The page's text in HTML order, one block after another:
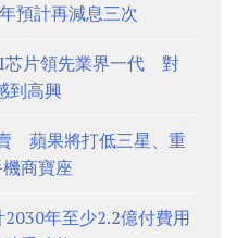
預計再減息三次
芯片領先業界一代 對
到高興
蘋果將打低三星、重
商寶座
年至少2.2億付費用